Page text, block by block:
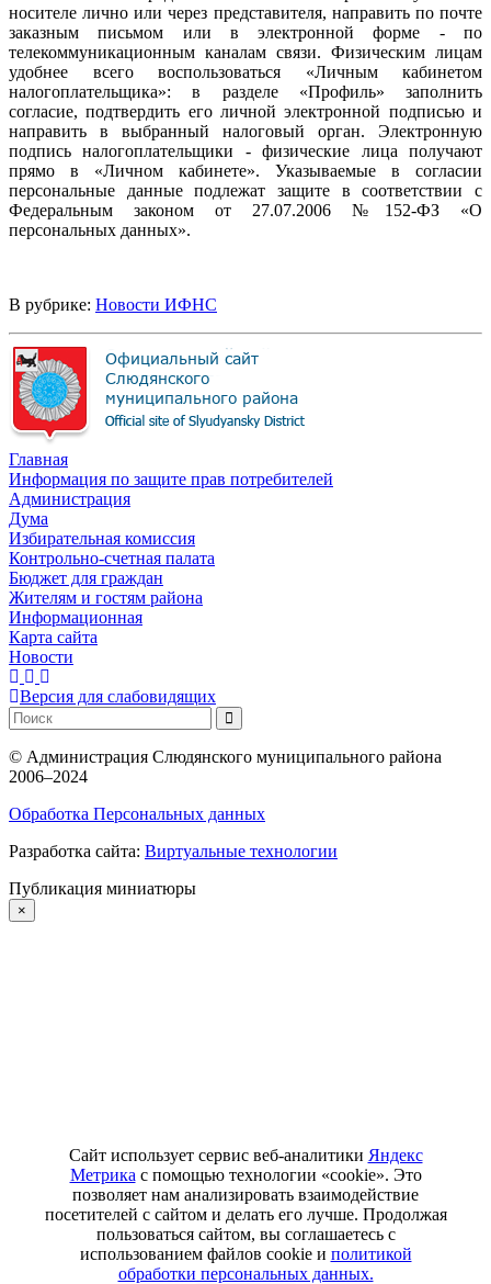
носителе лично или через представителя, направить по почте
заказным письмом или в электронной форме - по
телекоммуникационным каналам связи. Физическим лицам
удобнее всего воспользоваться «Личным кабинетом
налогоплательщика»: в разделе «Профиль» заполнить
согласие, подтвердить его личной электронной подписью и
направить в выбранный налоговый орган. Электронную
подпись налогоплательщики - физические лица получают
прямо в «Личном кабинете». Указываемые в согласии
персональные данные подлежат защите в соответствии с
Федеральным законом от 27.07.2006 №152-ФЗ «О
персональных данных».
В рубрике: Новости ИФНС
Главная
Информация по защите прав потребителей
Администрация
Дума
Избирательная комиссия
Контрольно-счетная палата
Бюджет для граждан
Жителям и гостям района
Информационная
Карта сайта
Новости
Версия для слабовидящих
© Администрация Слюдянского муниципального района
2006–2024
Обработка Персональных данных
Разработка сайта: Виртуальные технологии
Публикация миниатюры
×
Сайт использует сервис веб-аналитики Яндекс
Метрика с помощью технологии «cookie». Это
позволяет нам анализировать взаимодействие
посетителей с сайтом и делать его лучше. Продолжая
пользоваться сайтом, вы соглашаетесь с
использованием файлов cookie и политикой
обработки персональных данных.